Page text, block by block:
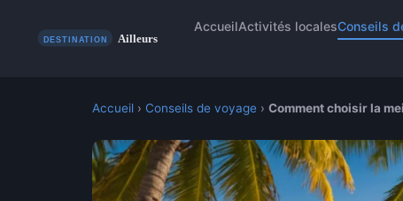
AccueilActivités localesConseils
Accueil › Conseils de voyage › Comment choisir la